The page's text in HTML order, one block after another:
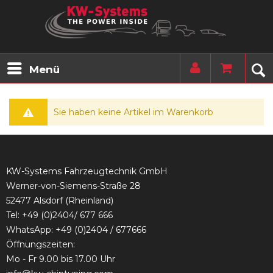
Menü
Sie haben keine Artikel im Warenkorb
KW-Systems Fahrzeugtechnik GmbH
Werner-von-Siemens-Straße 28
52477 Alsdorf (Rheinland)
Tel: +49 (0)2404/ 677 666
WhatsApp: +49 (0)2404 / 677666
Öffnungszeiten:
Mo - Fr 9.00 bis 17.00 Uhr